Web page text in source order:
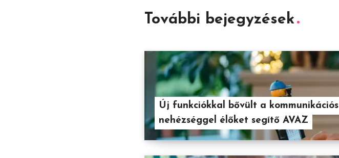
További bejegyzések
Új funkciókkal bővült a kommunikációs
nehézséggel élőket segítő AVAZ